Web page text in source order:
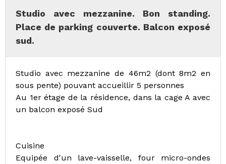
Studio avec mezzanine. Bon standing.
Place de parking couverte. Balcon exposé
sud.
Studio avec mezzanine de 46m2 (dont 8m2 en
sous pente) pouvant accueillir 5 personnes
Au 1er étage de la résidence, dans la cage A avec
un balcon exposé Sud
Cuisine
Equipée d'un lave-vaisselle, four micro-ondes